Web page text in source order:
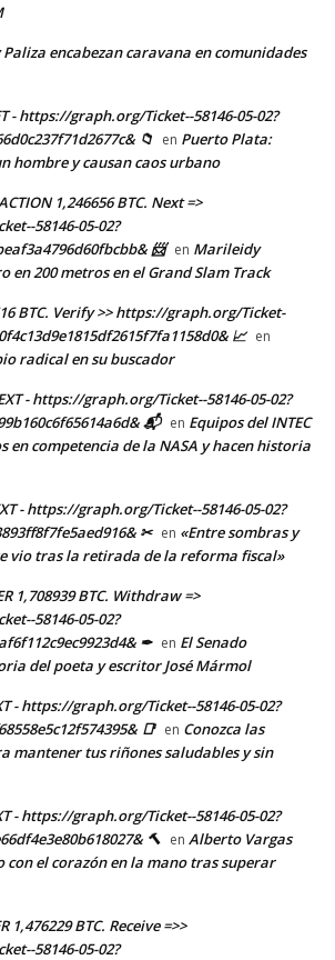
encabezan caravana en comunidades
- https://graph.org/Ticket--58146-05-02?
📁 en Puerto Plata:
hombre y causan caos urbano
1,246656 BTC. Next =>
58146-05-02?
📨 en Marileidy
en 200 metros en el Grand Slam Track
BTC. Verify >> https://graph.org/Ticket-
📈 en
radical en su buscador
- https://graph.org/Ticket--58146-05-02?
📬 en Equipos del INTEC
en competencia de la NASA y hacen historia
- https://graph.org/Ticket--58146-05-02?
✂ en «Entre sombras y
vio tras la retirada de la reforma fiscal»
1,708939 BTC. Withdraw =>
58146-05-02?
✒ en El Senado
del poeta y escritor José Mármol
- https://graph.org/Ticket--58146-05-02?
📑 en Conozca las
mantener tus riñones saludables y sin
- https://graph.org/Ticket--58146-05-02?
🔨 en Alberto Vargas
con el corazón en la mano tras superar
1,476229 BTC. Receive =>>
58146-05-02?